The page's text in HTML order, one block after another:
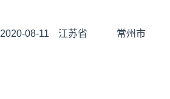
2020-08-11 江苏省 常州市